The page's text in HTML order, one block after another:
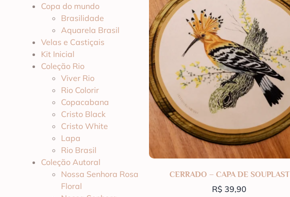
Copa do mundo
Brasilidade
Aquarela Brasil
Velas e Castiçais
Kit Inicial
Coleção Rio
Viver Rio
Rio Colorir
Copacabana
Cristo Black
Cristo White
Lapa
Rio Brasil
Coleção Autoral
Nossa Senhora Rosa
Floral
CERRADO – CAPA DE SOUPLAST
R$ 39,90